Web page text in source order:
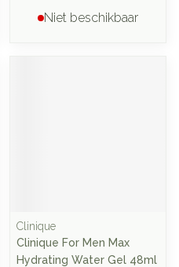
Niet beschikbaar
Clinique
Clinique For Men Max
Hydrating Water Gel 48ml